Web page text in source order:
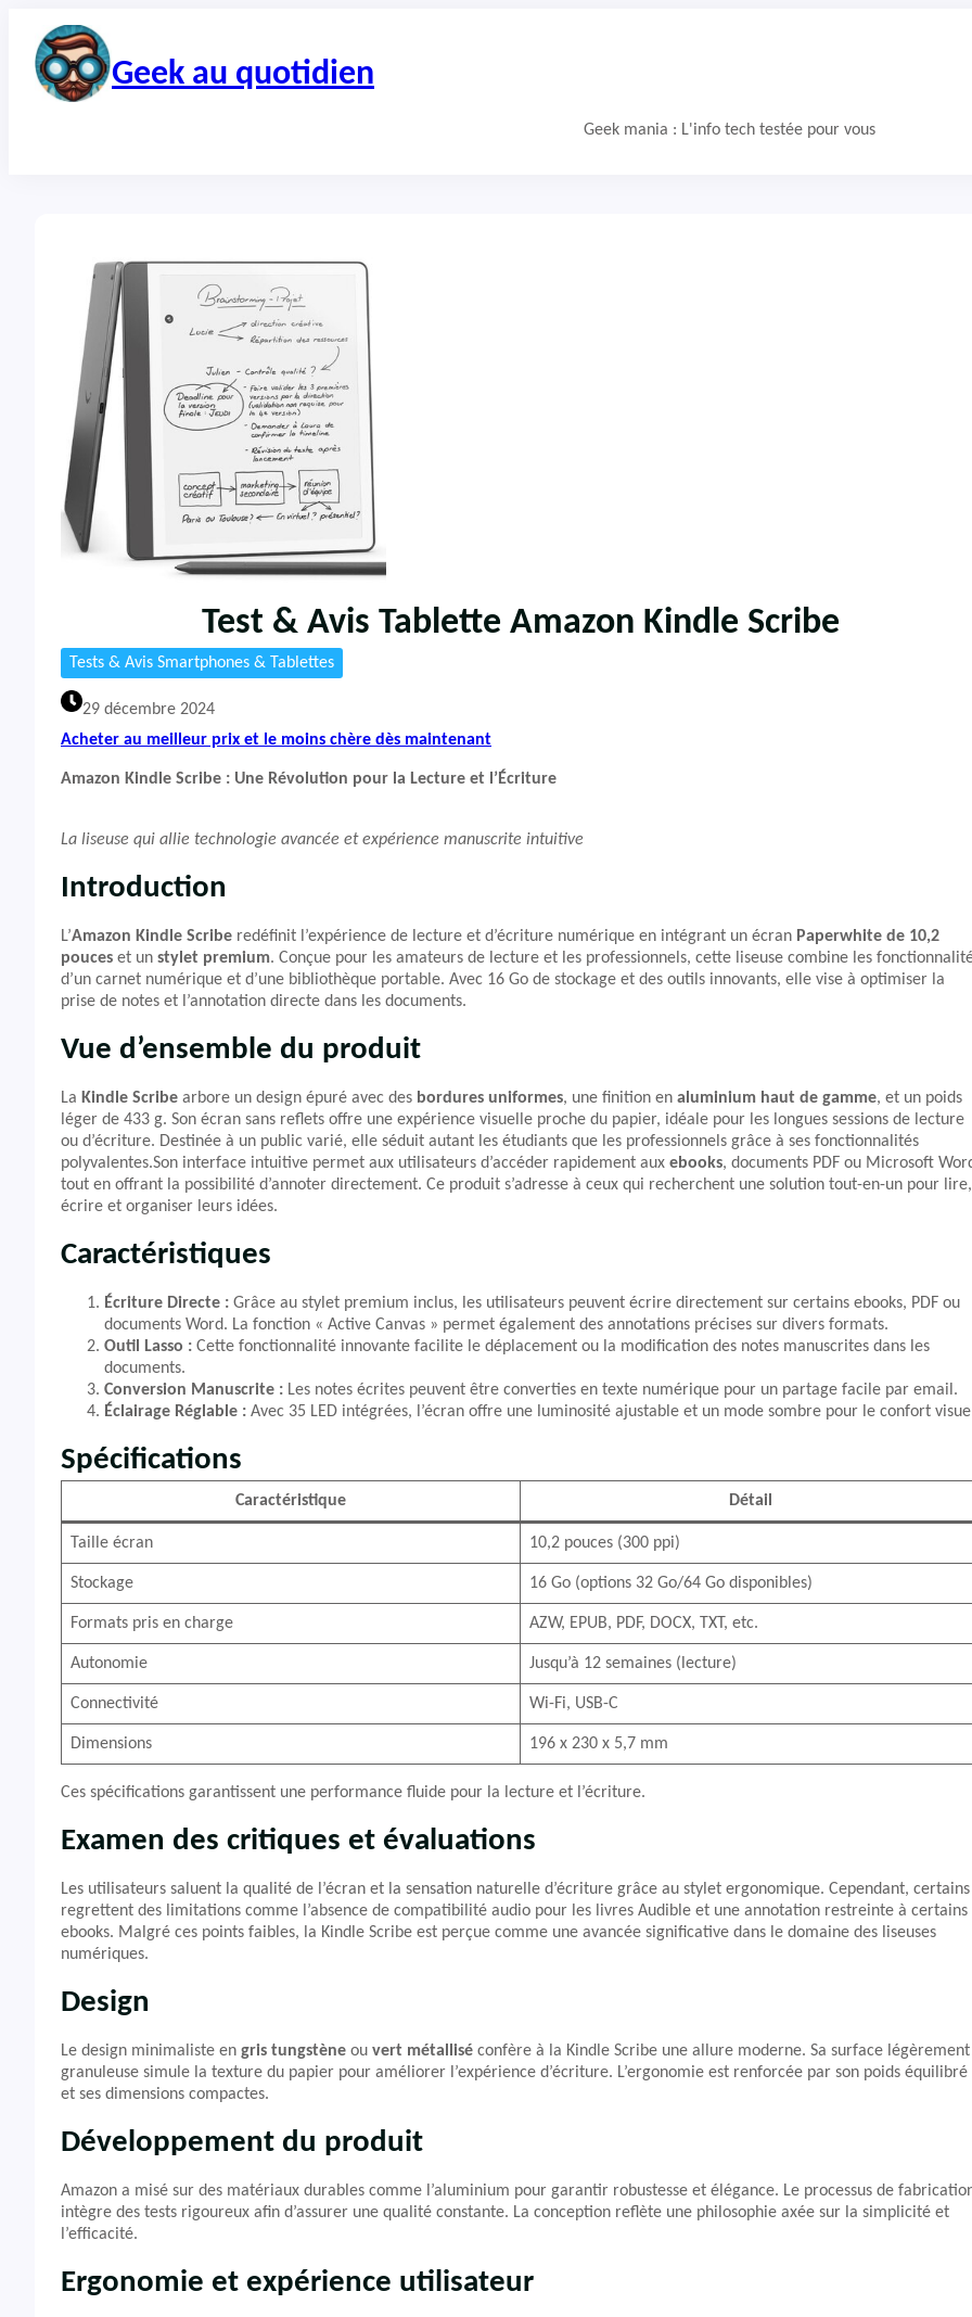
contenu
Geek au quotidien
Geek mania : L'info tech testée pour vous
Test & Avis Tablette Amazon Kindle Scribe
Tests & Avis Smartphones & Tablettes
29 décembre 2024
Acheter au meilleur prix et le moins chère dès maintenant
Amazon Kindle Scribe : Une Révolution pour la Lecture et l’Écriture
La liseuse qui allie technologie avancée et expérience manuscrite intuitive
Introduction
L’Amazon Kindle Scribe redéfinit l’expérience de lecture et d’écriture numérique en intégrant un écran Paperwhite de 10,2
pouces et un stylet premium. Conçue pour les amateurs de lecture et les professionnels, cette liseuse combine les
d’un carnet numérique et d’une bibliothèque portable. Avec 16 Go de stockage et des outils innovants, elle vise à optimiser la
prise de notes et l’annotation directe dans les documents.
Vue d’ensemble du produit
La Kindle Scribe arbore un design épuré avec des bordures uniformes, une finition en aluminium haut de gamme, et un poids
léger de 433 g. Son écran sans reflets offre une expérience visuelle proche du papier, idéale pour les longues sessions de lecture
ou d’écriture. Destinée à un public varié, elle séduit autant les étudiants que les professionnels grâce à ses fonctionnalités
polyvalentes.Son interface intuitive permet aux utilisateurs d’accéder rapidement aux ebooks, documents PDF ou Microsoft
tout en offrant la possibilité d’annoter directement. Ce produit s’adresse à ceux qui recherchent une solution tout-en-un pour lire,
écrire et organiser leurs idées.
Caractéristiques
Écriture Directe : Grâce au stylet premium inclus, les utilisateurs peuvent écrire directement sur certains ebooks, PDF ou
documents Word. La fonction « Active Canvas » permet également des annotations précises sur divers formats.
Outil Lasso : Cette fonctionnalité innovante facilite le déplacement ou la modification des notes manuscrites dans les
documents.
Conversion Manuscrite : Les notes écrites peuvent être converties en texte numérique pour un partage facile par email.
Éclairage Réglable : Avec 35 LED intégrées, l’écran offre une luminosité ajustable et un mode sombre pour le confort
Spécifications
Caractéristique Détail
Taille écran 10,2 pouces (300 ppi)
Stockage 16 Go (options 32 Go/64 Go disponibles)
Formats pris en charge AZW, EPUB, PDF, DOCX, TXT, etc.
Autonomie Jusqu’à 12 semaines (lecture)
Connectivité Wi-Fi, USB-C
Dimensions 196 x 230 x 5,7 mm
Ces spécifications garantissent une performance fluide pour la lecture et l’écriture.
Examen des critiques et évaluations
Les utilisateurs saluent la qualité de l’écran et la sensation naturelle d’écriture grâce au stylet ergonomique. Cependant, certains
regrettent des limitations comme l’absence de compatibilité audio pour les livres Audible et une annotation restreinte à certains
ebooks. Malgré ces points faibles, la Kindle Scribe est perçue comme une avancée significative dans le domaine des liseuses
numériques.
Design
Le design minimaliste en gris tungstène ou vert métallisé confère à la Kindle Scribe une allure moderne. Sa surface légèrement
granuleuse simule la texture du papier pour améliorer l’expérience d’écriture. L’ergonomie est renforcée par son poids équilibré
et ses dimensions compactes.
Développement du produit
Amazon a misé sur des matériaux durables comme l’aluminium pour garantir robustesse et élégance. Le processus de
intègre des tests rigoureux afin d’assurer une qualité constante. La conception reflète une philosophie axée sur la simplicité et
l’efficacité.
Ergonomie et expérience utilisateur